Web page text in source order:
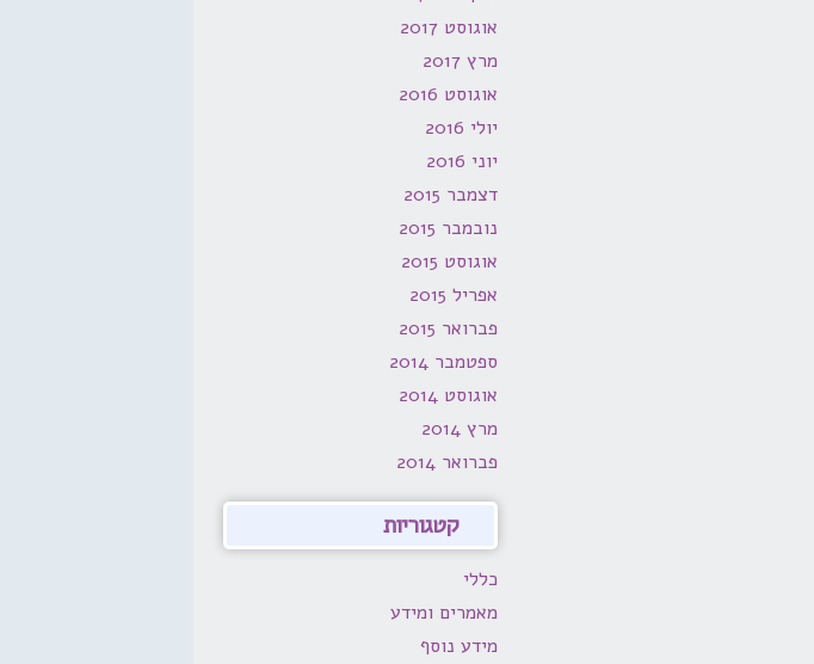
אוגוסט 2017
מרץ 2017
אוגוסט 2016
יולי 2016
יוני 2016
דצמבר 2015
נובמבר 2015
אוגוסט 2015
אפריל 2015
פברואר 2015
ספטמבר 2014
אוגוסט 2014
מרץ 2014
פברואר 2014
קטגוריות
כללי
מאמרים ומידע
מידע נוסף